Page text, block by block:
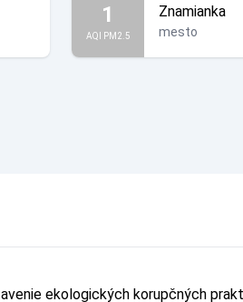
1
AQI PM2.5
Znamianka
mesto
ekologických korupčných